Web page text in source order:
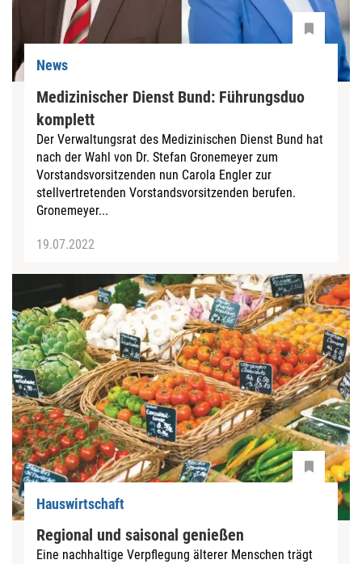
News
Medizinischer Dienst Bund: Führungsduo
komplett
Der Verwaltungsrat des Medizinischen Dienst Bund hat
nach der Wahl von Dr. Stefan Gronemeyer zum
Vorstandsvorsitzenden nun Carola Engler zur
stellvertretenden Vorstandsvorsitzenden berufen.
Gronemeyer...
19.07.2022
Hauswirtschaft
Regional und saisonal genießen
Eine nachhaltige Verpflegung älterer Menschen trägt